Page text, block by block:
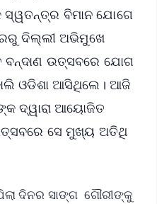
ସ୍ୱତନ୍ତ୍ର ବିମାନ ଯୋଗେ
ଦିଲ୍ଲୀ ଅଭିମୁଖେ
ବନ୍ଦାଣ ଉତ୍ସବରେ ଯୋଗ
ଓଡିଶା ଆସିଥିଲେ। ଆଜି
ଦ୍ୱାରା ଆୟୋଜିତ
ସେ ମୁଖ୍ୟ ଅତିଥି
ଦିନର ସାଙ୍ଗ ଗୌରୀଙ୍କୁ